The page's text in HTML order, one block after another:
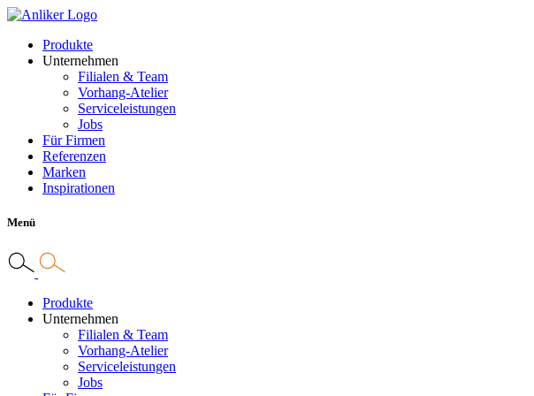
Produkte
Unternehmen
Filialen & Team
Vorhang-Atelier
Serviceleistungen
Jobs
Für Firmen
Referenzen
Marken
Inspirationen
Menü
Produkte
Unternehmen
Filialen & Team
Vorhang-Atelier
Serviceleistungen
Jobs